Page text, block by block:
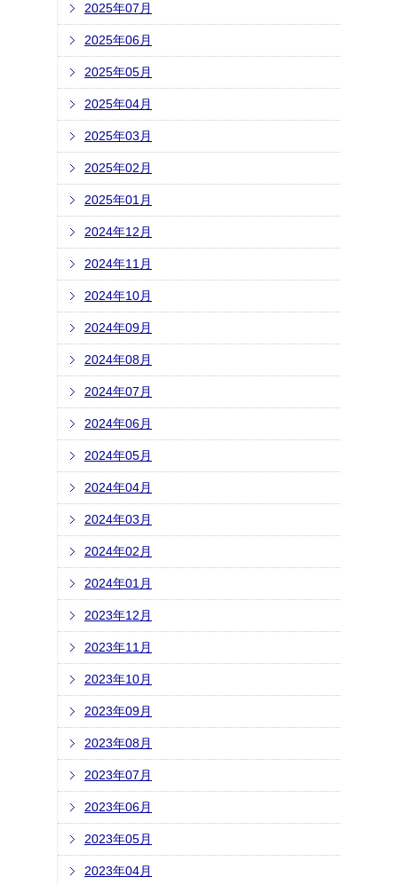
2025年07月
2025年06月
2025年05月
2025年04月
2025年03月
2025年02月
2025年01月
2024年12月
2024年11月
2024年10月
2024年09月
2024年08月
2024年07月
2024年06月
2024年05月
2024年04月
2024年03月
2024年02月
2024年01月
2023年12月
2023年11月
2023年10月
2023年09月
2023年08月
2023年07月
2023年06月
2023年05月
2023年04月